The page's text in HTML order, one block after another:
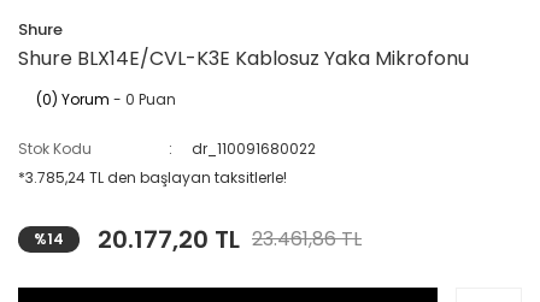
Shure
Shure BLX14E/CVL-K3E Kablosuz Yaka Mikrofonu
(0) Yorum - 0 Puan
Stok Kodu
dr_110091680022
*3.785,24 TL den başlayan taksitlerle!
%14 20.177,20 TL 23.461,86 TL